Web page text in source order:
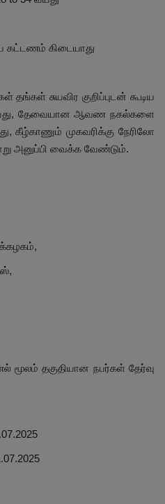
கிடையாது
தங்கள் சுயவிர குறிப்புடன் கூடிய
தேவையான ஆவண நகல்களை
கீழ்காணும் முகவரிக்கு நேரிலோ
அனுப்பி வைக்க வேண்டும்.
மூலம் தகுதியான நபர்கள் தேர்வு